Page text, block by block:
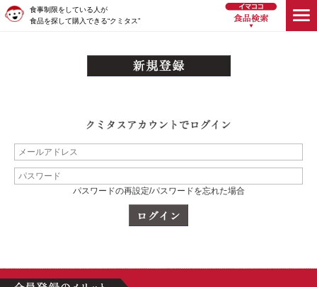
食事制限をしている人が
食品を探して購入できる“クミタス”
パスワードの再設定/パスワードを忘れた場合